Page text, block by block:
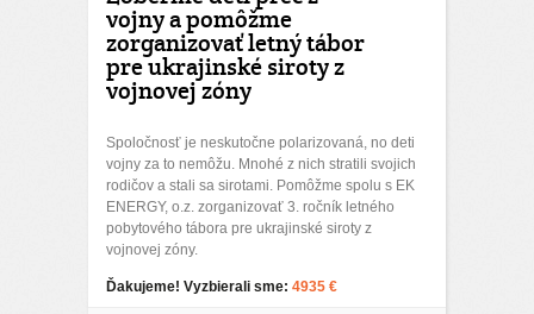
vojny a pomôžme
zorganizovať letný tábor
pre ukrajinské siroty z
vojnovej zóny
Spoločnosť je neskutočne polarizovaná, no deti
vojny za to nemôžu. Mnohé z nich stratili svojich
rodičov a stali sa sirotami. Pomôžme spolu s EK
ENERGY, o.z. zorganizovať 3. ročník letného
pobytového tábora pre ukrajinské siroty z
vojnovej zóny.
Ďakujeme! Vyzbierali sme: 4935 €